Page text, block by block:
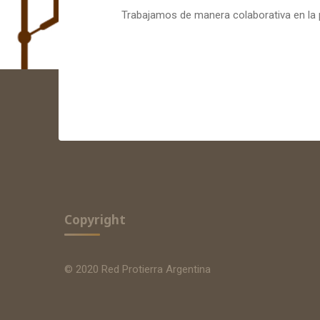
Trabajamos de manera colaborativa en
Copyright
© 2020 Red Protierra Argentina